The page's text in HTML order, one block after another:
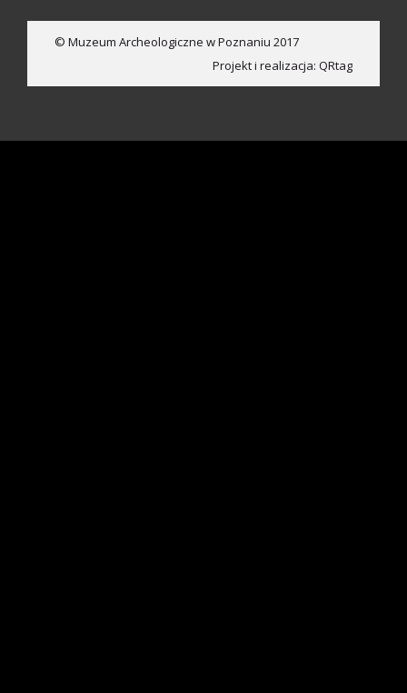
© Muzeum Archeologiczne w Poznaniu 2017
Projekt i realizacja: QRtag